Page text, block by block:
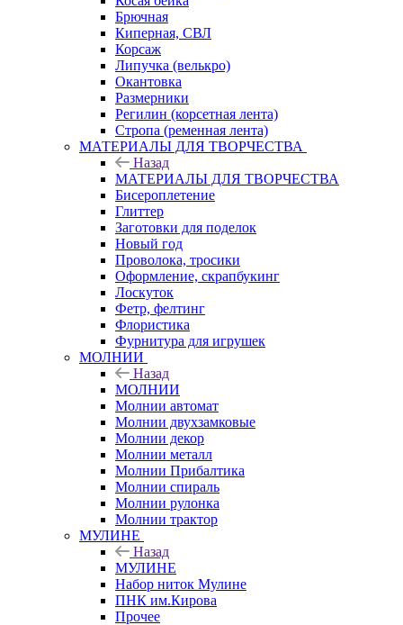
Брючная
Киперная, СВЛ
Корсаж
Липучка (велькро)
Окантовка
Размерники
Регилин (корсетная лента)
Стропа (ременная лента)
МАТЕРИАЛЫ ДЛЯ ТВОРЧЕСТВА
Назад
МАТЕРИАЛЫ ДЛЯ ТВОРЧЕСТВА
Бисероплетение
Глиттер
Заготовки для поделок
Новый год
Проволока, тросики
Оформление, скрапбукинг
Лоскуток
Фетр, фелтинг
Флористика
Фурнитура для игрушек
МОЛНИИ
Назад
МОЛНИИ
Молнии автомат
Молнии двухзамковые
Молнии декор
Молнии металл
Молнии Прибалтика
Молнии спираль
Молнии рулонка
Молнии трактор
МУЛИНЕ
Назад
МУЛИНЕ
Набор ниток Мулине
ПНК им.Кирова
Прочее